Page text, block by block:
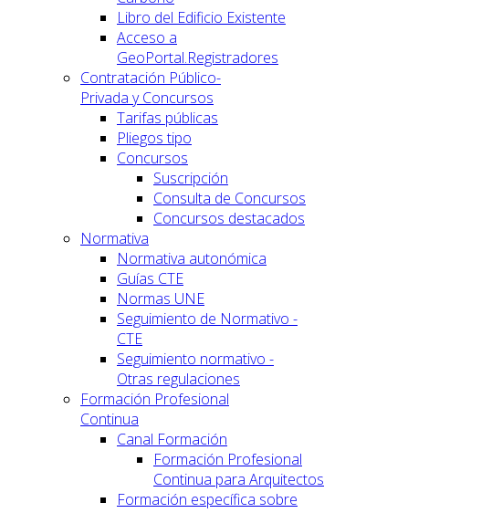
Libro del Edificio Existente
Acceso a
GeoPortal.Registradores
Contratación Público-
Privada y Concursos
Tarifas públicas
Pliegos tipo
Concursos
Suscripción
Consulta de Concursos
Concursos destacados
Normativa
Normativa autonómica
Guías CTE
Normas UNE
Seguimiento de Normativo -
CTE
Seguimiento normativo -
Otras regulaciones
Formación Profesional
Continua
Canal Formación
Formación Profesional
Continua para Arquitectos
Formación específica sobre